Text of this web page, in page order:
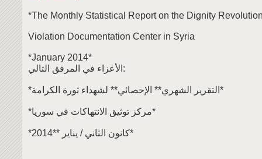
*The Monthly Statistical Report on the Dignity
Violation Documentation Center in Syria
*January 2014*
الأعزاء في المرفق التالي:
*التقرير الشهري** الإحصائي** لشهداء ثورة الكرامة*
*مركز توثيق الانتهاكات في سوريا*
*كانون الثاني / يناير **2014*